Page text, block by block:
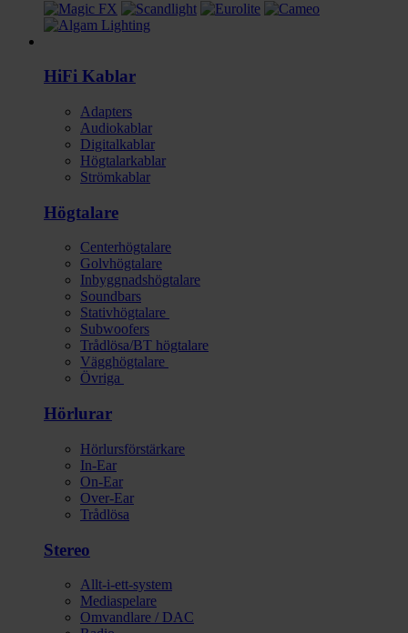
HiFi Kablar
Adapters
Audiokablar
Digitalkablar
Högtalarkablar
Strömkablar
Högtalare
Centerhögtalare
Golvhögtalare
Inbyggnadshögtalare
Soundbars
Stativhögtalare
Subwoofers
Trådlösa/BT högtalare
Vägghögtalare
Övriga
Hörlurar
Hörlursförstärkare
In-Ear
On-Ear
Over-Ear
Trådlösa
Stereo
Allt-i-ett-system
Mediaspelare
Omvandlare / DAC